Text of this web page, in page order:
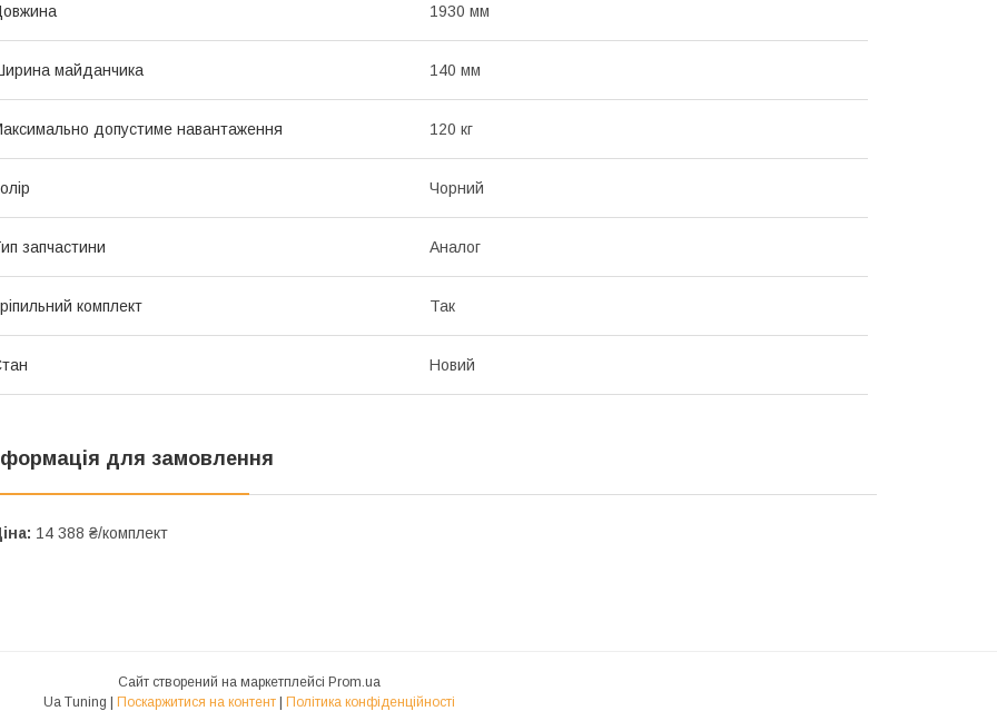
1930 мм
майданчика 140 мм
допустиме навантаження 120 кг
Чорний
запчастини Аналог
комплект Так
Новий
для замовлення
14 388 ₴/комплект
Сайт створений на маркетплейсі Prom.ua
Ua Tuning | Поскаржитися на контент | Політика конфіденційності